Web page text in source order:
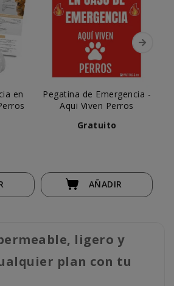
en
Pegatina de Emergencia -
Aqui Viven Perros
Gratuito
AÑADIR
ligero y
plan con tu